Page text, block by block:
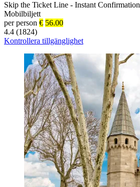
Skip the Ticket Line - Instant Confirmation
Mobilbiljett
per person € 56.00
4.4 (1824)
Kontrollera tillgänglighet